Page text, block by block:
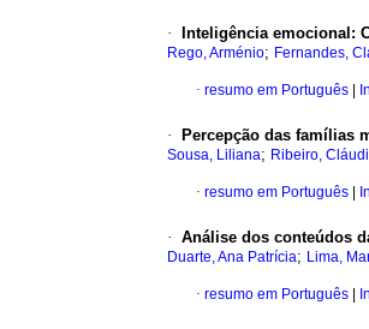
· Inteligência emocional :
Rego, Arménio; Fernandes,
· resumo em Português
· Percepção das famílias
Sousa, Liliana; Ribeiro,
· resumo em Português
· Análise dos conteúdos
Duarte, Ana Patrícia; Lima,
· resumo em Português